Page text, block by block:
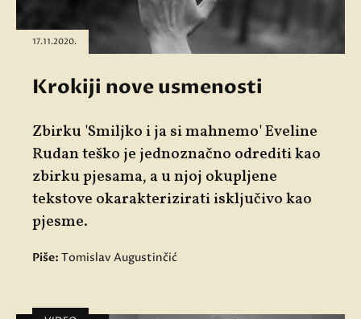
17.11.2020.
Krokiji nove usmenosti
Zbirku 'Smiljko i ja si mahnemo' Eveline
Rudan teško je jednoznačno odrediti kao
zbirku pjesama, a u njoj okupljene
tekstove okarakterizirati isključivo kao
pjesme.
Piše: Tomislav Augustinčić